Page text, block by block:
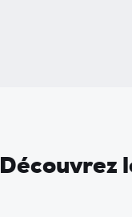
Découvrez